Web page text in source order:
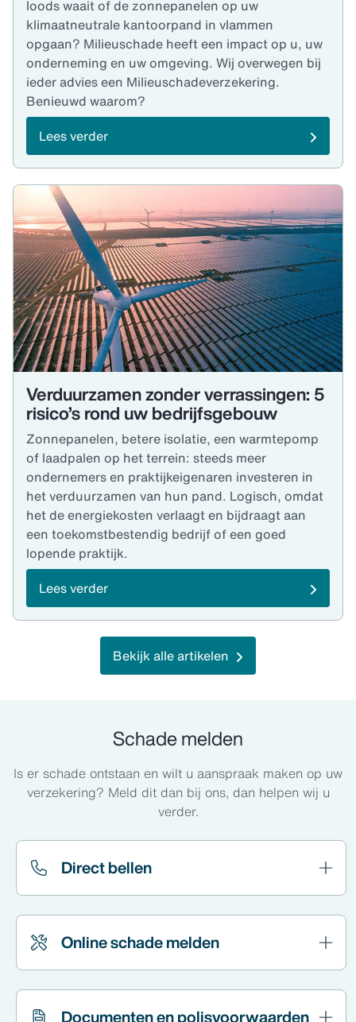
loods waait of de zonnepanelen op uw
klimaatneutrale kantoorpand in vlammen
opgaan? Milieuschade heeft een impact op u, uw
onderneming en uw omgeving. Wij overwegen bij
ieder advies een Milieuschadeverzekering.
Benieuwd waarom?
Lees verder
Verduurzamen zonder verrassingen: 5
risico’s rond uw bedrijfsgebouw
Zonnepanelen, betere isolatie, een warmtepomp
of laadpalen op het terrein: steeds meer
ondernemers en praktijkeigenaren investeren in
het verduurzamen van hun pand. Logisch, omdat
het de energiekosten verlaagt en bijdraagt aan
een toekomstbestendig bedrijf of een goed
lopende praktijk.
Lees verder
Bekijk alle artikelen
Schade melden
Is er schade ontstaan en wilt u aanspraak maken op uw
verzekering? Meld dit dan bij ons, dan helpen wij u
verder.
Direct bellen
Online schade melden
Documenten en polisvoorwaarden